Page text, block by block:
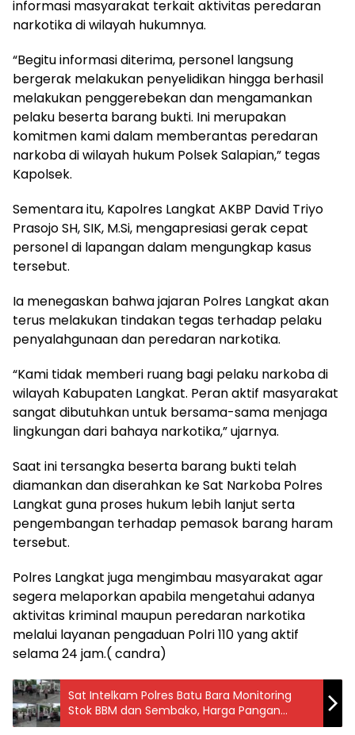
informasi masyarakat terkait aktivitas peredaran
narkotika di wilayah hukumnya.
“Begitu informasi diterima, personel langsung
bergerak melakukan penyelidikan hingga berhasil
melakukan penggerebekan dan mengamankan
pelaku beserta barang bukti. Ini merupakan
komitmen kami dalam memberantas peredaran
narkoba di wilayah hukum Polsek Salapian,” tegas
Kapolsek.
Sementara itu, Kapolres Langkat AKBP David Triyo
Prasojo SH, SIK, M.Si, mengapresiasi gerak cepat
personel di lapangan dalam mengungkap kasus
tersebut.
Ia menegaskan bahwa jajaran Polres Langkat akan
terus melakukan tindakan tegas terhadap pelaku
penyalahgunaan dan peredaran narkotika.
“Kami tidak memberi ruang bagi pelaku narkoba di
wilayah Kabupaten Langkat. Peran aktif masyarakat
sangat dibutuhkan untuk bersama-sama menjaga
lingkungan dari bahaya narkotika,” ujarnya.
Saat ini tersangka beserta barang bukti telah
diamankan dan diserahkan ke Sat Narkoba Polres
Langkat guna proses hukum lebih lanjut serta
pengembangan terhadap pemasok barang haram
tersebut.
Polres Langkat juga mengimbau masyarakat agar
segera melaporkan apabila mengetahui adanya
aktivitas kriminal maupun peredaran narkotika
melalui layanan pengaduan Polri 110 yang aktif
selama 24 jam.( candra)
Sat Intelkam Polres Batu Bara Monitoring
Stok BBM dan Sembako, Harga Pangan
Terpantau Stabil